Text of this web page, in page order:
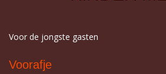
Voor de jongste gasten
Voorafje